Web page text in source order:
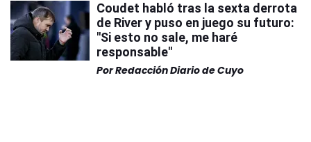
Coudet habló tras la sexta derrota
de River y puso en juego su futuro:
"Si esto no sale, me haré
responsable"
PorRedacción Diario de Cuyo